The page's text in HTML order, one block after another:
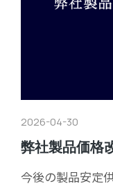
2026-04-30
弊社製品価格
今後の製品安定